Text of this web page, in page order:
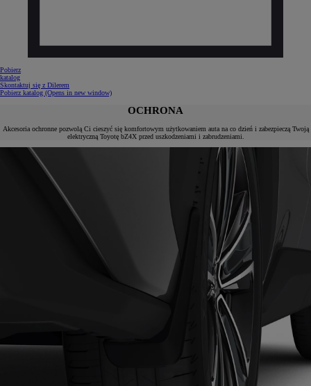
Pobierz
katalog
Skontaktuj się z Dilerem
Pobierz katalog (Opens in new window)
OCHRONA
Akcesoria ochronne pozwolą Ci cieszyć się komfortowym użytkowaniem auta na co dzień i zabezpieczą Twoją
elektryczną Toyotę bZ4X przed uszkodzeniami i zabrudzeniami.